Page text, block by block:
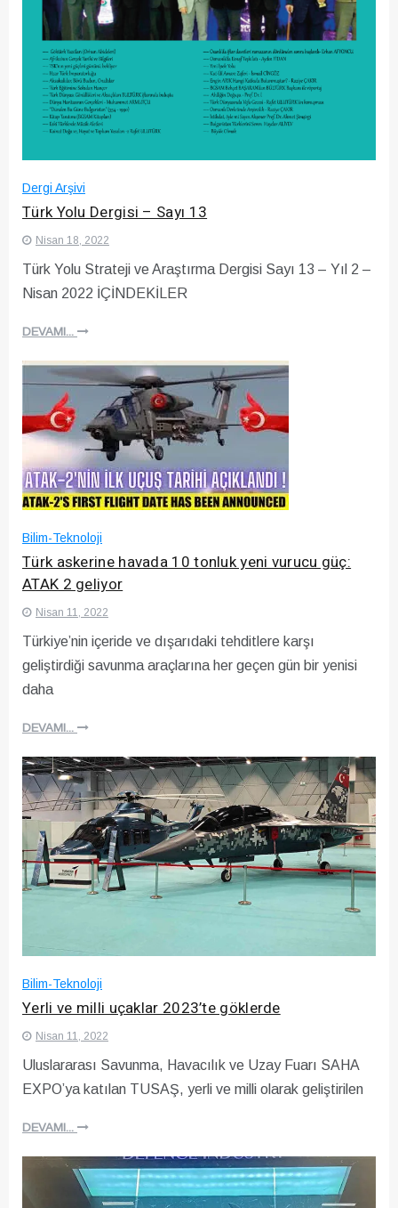
Dergi Arşivi
Türk Yolu Dergisi – Sayı 13
Nisan 18, 2022
Türk Yolu Strateji ve Araştırma Dergisi Sayı 13 – Yıl 2 –
Nisan 2022 İÇİNDEKİLER
DEVAMI...
Bilim-Teknoloji
Türk askerine havada 10 tonluk yeni vurucu güç:
ATAK 2 geliyor
Nisan 11, 2022
Türkiye’nin içeride ve dışarıdaki tehditlere karşı
geliştirdiği savunma araçlarına her geçen gün bir yenisi
daha
DEVAMI...
Bilim-Teknoloji
Yerli ve milli uçaklar 2023’te göklerde
Nisan 11, 2022
Uluslararası Savunma, Havacılık ve Uzay Fuarı SAHA
EXPO’ya katılan TUSAŞ, yerli ve milli olarak geliştirilen
DEVAMI...